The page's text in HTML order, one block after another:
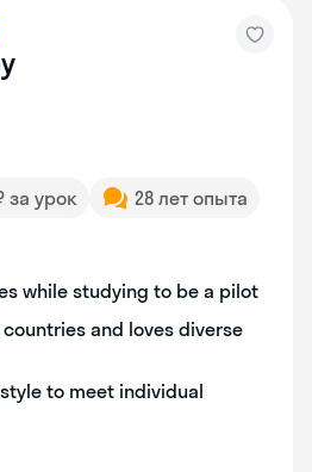
за урок
28 лет опыта
while studying to be a pilot
and loves diverse
to meet individual